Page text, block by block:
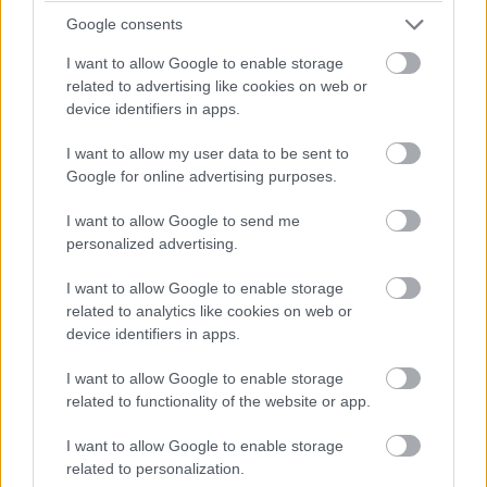
Google consents
I want to allow Google to enable storage
related to advertising like cookies on web or
device identifiers in apps.
I want to allow my user data to be sent to
Google for online advertising purposes.
I want to allow Google to send me
personalized advertising.
I want to allow Google to enable storage
related to analytics like cookies on web or
device identifiers in apps.
I want to allow Google to enable storage
related to functionality of the website or app.
I want to allow Google to enable storage
related to personalization.
CO2 kibocsátás alulról felfelé történő elemzésének
munkafolyamatát követi, és a termék összes releváns
kibocsátási tényezőjét összegzi az értéklánc mentén. A
megoldás a nyersanyagok vagy újrahasznosított
anyagok kinyerésétől kezdve a termék gyártásán át a
szállításig figyelembe veszi az összes folyamatot. A
segíti, mint például az erőforrás-hatékonyságot célzó
tervezés.
Hasonlóan a tervezéshez, a Siemens tavaly
bejelentett SiGreen megoldásával
alkalmazással a vállalatok a keletkezés helyén
gyűjthetnek valós kibocsátási adatokat, így a termék
karbonlábnyomát tényleges állapotot mutató adatokból
számolhatják ki, és azt mérőszámként használhatják.